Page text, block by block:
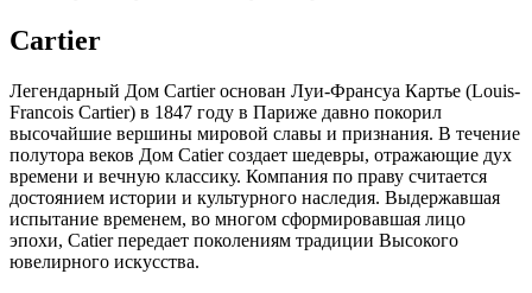
Cartier
Легендарный Дом Cartier основан Луи-Франсуа Картье (Louis-
Francois Cartier) в 1847 году в Париже давно покорил
высочайшие вершины мировой славы и признания. В течение
полутора веков Дом Catier создает шедевры, отражающие дух
времени и вечную классику. Компания по праву считается
достоянием истории и культурного наследия. Выдержавшая
испытание временем, во многом сформировавшая лицо
эпохи, Catier передает поколениям традиции Высокого
ювелирного искусства.